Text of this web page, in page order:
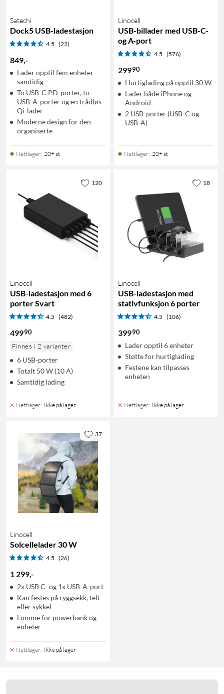
Satechi
Dock5 USB-ladestasjon
4.5 (22)
849,-
Lader opptil fem enheter
samtidig
To USB-C PD-porter, to
USB-A-porter og en trådløs
Qi-lader
Moderne design for den
organiserte
Nettlager: 20+ st
Linocell
USB-billader med USB-C-
og A-port
4.5 (576)
29990
Hurtiglading på opptil 30 W
Lader både iPhone og
Android
2 USB-porter (USB-C og
USB-A)
Nettlager: 20+ st
Linocell
USB-ladestasjon med 6
porter Svart
4.5 (482)
49990
Finnes i 2 varianter
6 USB-porter
Totalt 50 W (10 A)
Samtidig lading
Nettlager: Ikke på lager
120
Linocell
USB-ladestasjon med
stativfunksjon 6 porter
4.5 (106)
39990
Lader opptil 6 enheter
Støtte for hurtiglading
Festene kan tilpasses
enheten
Nettlager: Ikke på lager
18
Linocell
Solcellelader 30 W
4.5 (26)
1 299,-
2x USB C- og 1x USB-A-port
Kan festes på ryggsekk, telt
eller sykkel
Lomme for powerbank og
enheter
Nettlager: Ikke på lager
37